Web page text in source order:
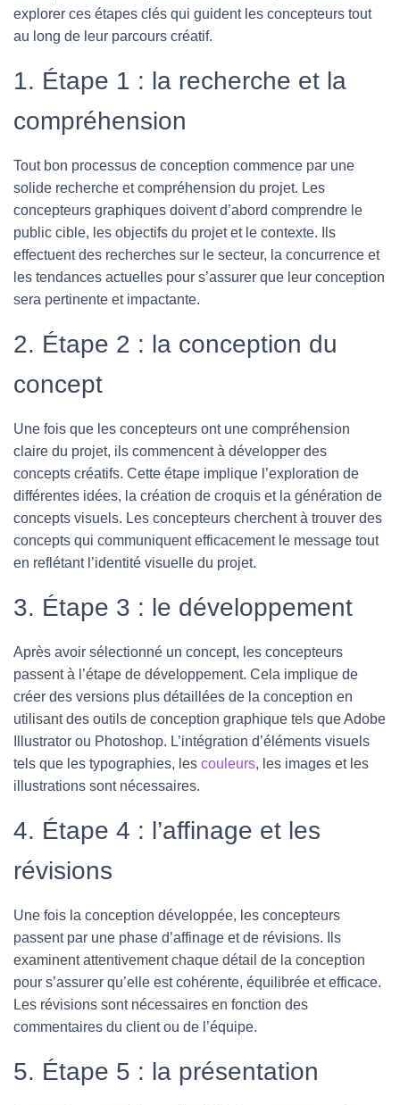
explorer ces étapes clés qui guident les concepteurs tout
au long de leur parcours créatif.
1. Étape 1 : la recherche et la
compréhension
Tout bon processus de conception commence par une
solide recherche et compréhension du projet. Les
concepteurs graphiques doivent d’abord comprendre le
public cible, les objectifs du projet et le contexte. Ils
effectuent des recherches sur le secteur, la concurrence et
les tendances actuelles pour s’assurer que leur conception
sera pertinente et impactante.
2. Étape 2 : la conception du
concept
Une fois que les concepteurs ont une compréhension
claire du projet, ils commencent à développer des
concepts créatifs. Cette étape implique l’exploration de
différentes idées, la création de croquis et la génération de
concepts visuels. Les concepteurs cherchent à trouver des
concepts qui communiquent efficacement le message tout
en reflétant l’identité visuelle du projet.
3. Étape 3 : le développement
Après avoir sélectionné un concept, les concepteurs
passent à l’étape de développement. Cela implique de
créer des versions plus détaillées de la conception en
utilisant des outils de conception graphique tels que Adobe
Illustrator ou Photoshop. L’intégration d’éléments visuels
tels que les typographies, les couleurs, les images et les
illustrations sont nécessaires.
4. Étape 4 : l’affinage et les
révisions
Une fois la conception développée, les concepteurs
passent par une phase d’affinage et de révisions. Ils
examinent attentivement chaque détail de la conception
pour s’assurer qu’elle est cohérente, équilibrée et efficace.
Les révisions sont nécessaires en fonction des
commentaires du client ou de l’équipe.
5. Étape 5 : la présentation